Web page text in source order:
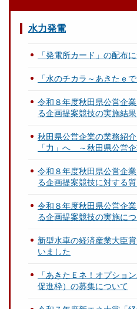
水力発電
「発電所カード」の配布
「水のチカラ～あきたｅ
令和８年度秋田県公営企
る企画提案競技の実施結
秋田県公営企業の業務紹
「力」へ ～秋田県公営企
令和８年度秋田県公営企
る企画提案競技に対する
令和８年度秋田県公営企
る企画提案競技の実施に
新型水車の経済産業大臣
いました
「あきたＥネ！オプショ
促進枠）の募集について